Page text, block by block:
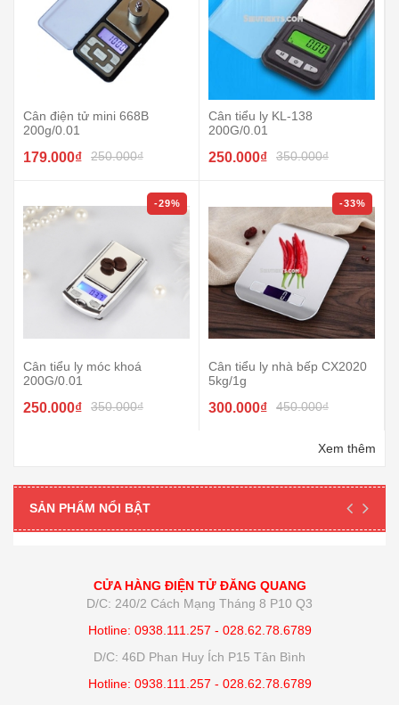
Cân điện tử mini 668B
200g/0.01
179.000₫ 250.000₫
-29%
Cân tiểu ly móc khoá
200G/0.01
250.000₫ 350.000₫
Cân tiểu ly KL-138
200G/0.01
250.000₫ 350.000₫
-33%
Cân tiểu ly nhà bếp CX2020
5kg/1g
300.000₫ 450.000₫
Xem thêm
SẢN PHẨM NỔI BẬT
CỬA HÀNG ĐIỆN TỬ ĐĂNG QUANG
D/C: 240/2 Cách Mạng Tháng 8 P10 Q3
Hotline: 0938.111.257 - 028.62.78.6789
D/C: 46D Phan Huy Ích P15 Tân Bình
Hotline: 0938.111.257 - 028.62.78.6789